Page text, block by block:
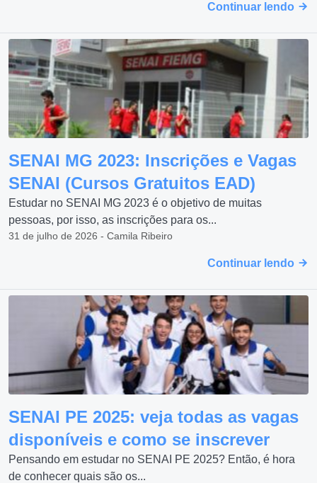
Continuar lendo
SENAI MG 2023: Inscrições e Vagas
SENAI (Cursos Gratuitos EAD)
Estudar no SENAI MG 2023 é o objetivo de muitas
pessoas, por isso, as inscrições para os...
31 de julho de 2026 - Camila Ribeiro
Continuar lendo
SENAI PE 2025: veja todas as vagas
disponíveis e como se inscrever
Pensando em estudar no SENAI PE 2025? Então, é hora
de conhecer quais são os...